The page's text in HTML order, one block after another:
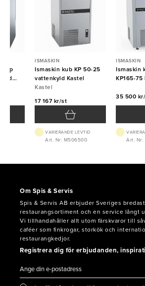
(typ
ISMASKIN
Ismaskin kub KP 50-25
vattenkyld Kastel
Kastel
17 167 kr/st
VARIERANDE LEVTID
Art. Nr: M506500
ISMASKIN
Ismaskin
KP165-75
35 500
Art. Nr:
Om Spis & Servis
Spis & Servis AB erbjuder Sveriges
restaurangsortiment och en service långt
Vi tillhandahåller allt utom färskvaror till
caféer som finkrogar, storkök och
restaurangkedjor.
Registrera dig för erbjudanden,